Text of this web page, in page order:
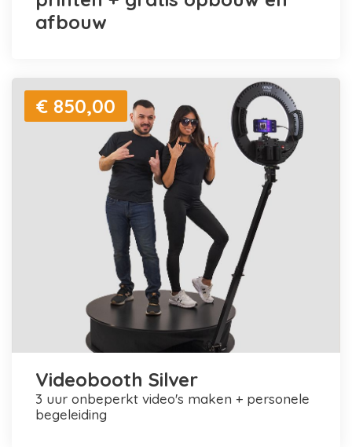
afbouw
€ 850,00
Videobooth Silver
3 uur onbeperkt video's maken + personele
begeleiding